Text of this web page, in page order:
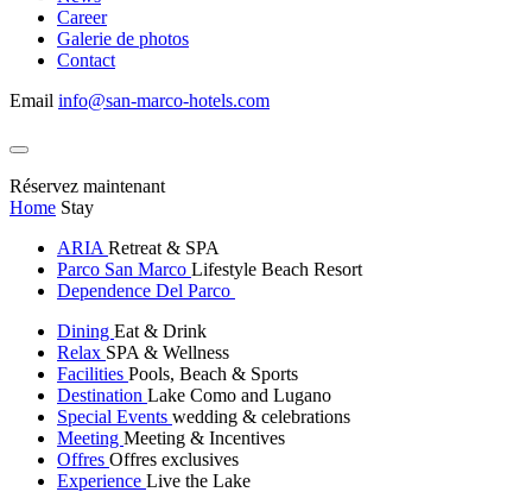
Career
Galerie de photos
Contact
Email info@san-marco-hotels.com
Réservez maintenant
Home Stay
ARIA Retreat & SPA
Parco San Marco Lifestyle Beach Resort
Dependence Del Parco
Dining Eat & Drink
Relax SPA & Wellness
Facilities Pools, Beach & Sports
Destination Lake Como and Lugano
Special Events wedding & celebrations
Meeting Meeting & Incentives
Offres Offres exclusives
Experience Live the Lake